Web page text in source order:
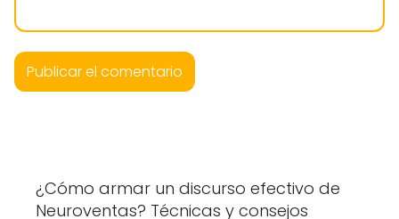
¿Cómo armar un discurso efectivo de
Neuroventas? Técnicas y consejos